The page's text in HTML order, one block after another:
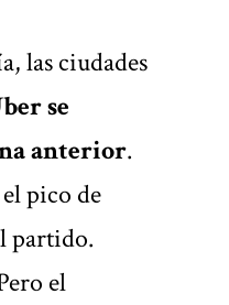
las ciudades
se
anterior.
pico de
partido.
el